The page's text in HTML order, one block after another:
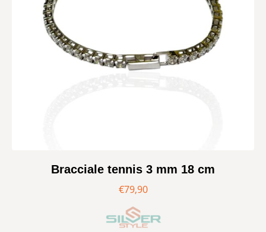
Bracciale tennis 3 mm 18 cm
€79,90